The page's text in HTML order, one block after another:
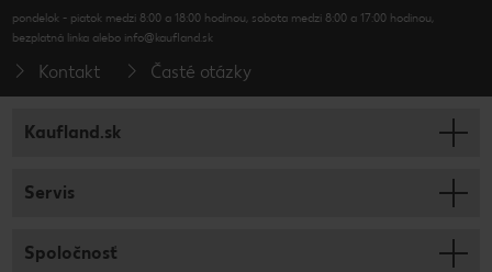
pondelok - piatok medzi 8:00 a 18:00 hodinou, sobota medzi 8:00 a 17:00 hodinou,
bezplatná linka alebo info@kaufland.sk
Kontakt Časté otázky
Kaufland.sk
Servis
Spoločnosť